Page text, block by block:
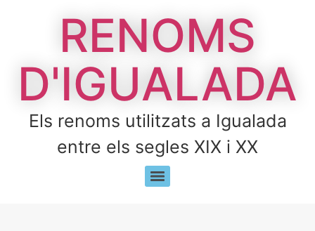
RENOMS
D'IGUALADA
Els renoms utilitzats a Igualada
entre els segles XIX i XX